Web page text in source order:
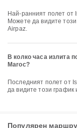
Най-ранният полет от Istanbul с Air Arabia Maroc излита в 00:10.
Можете да видите
Airpaz.
В колко часа излита
Maroc?
Последният полет от Istanbul с Air Arabia Maroc излита в 02:00. Можете
да видите този график
Популярен